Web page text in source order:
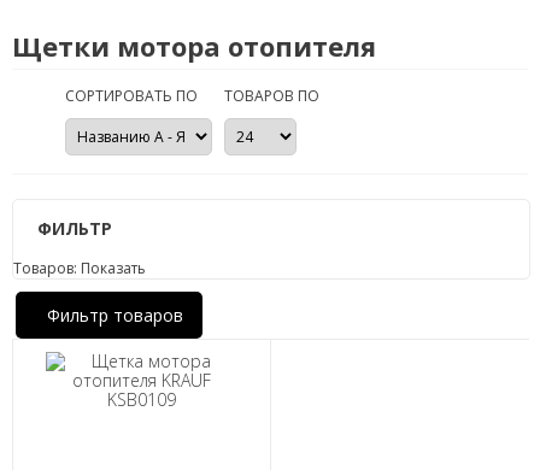
Щетки мотора отопителя
СОРТИРОВАТЬ ПО ТОВАРОВ ПО
ФИЛЬТР
Товаров: Показать
Фильтр товаров